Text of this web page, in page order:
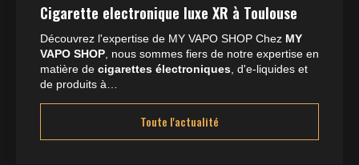
Cigarette electronique luxe XR à Toulouse
Découvrez l'expertise de MY VAPO SHOP Chez MY
VAPO SHOP , nous sommes fiers de notre expertise en
matière de cigarettes électroniques , d'e-liquides et
de produits à…
Toute l'actualité